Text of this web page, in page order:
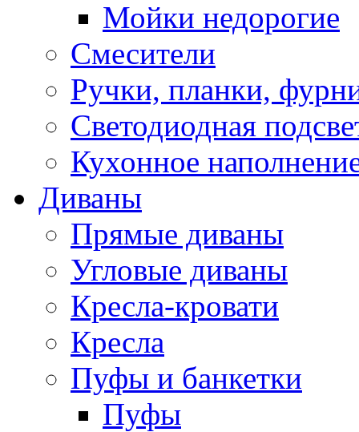
Мойки недорогие
Смесители
Ручки, планки,
Светодиодная
Кухонное
Диваны
Прямые диваны
Угловые диваны
Кресла-кровати
Кресла
Пуфы и банкетки
Пуфы